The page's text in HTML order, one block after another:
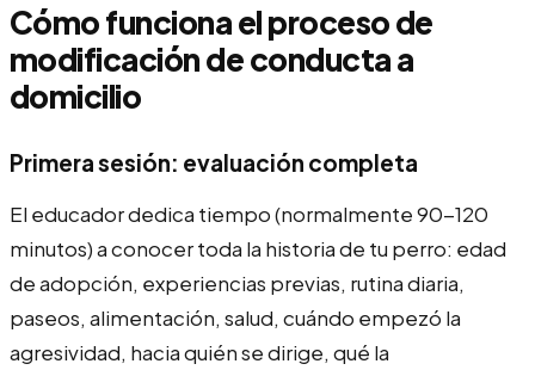
Cómo funciona el proceso de
modificación de conducta a
domicilio
Primera sesión: evaluación completa
El educador dedica tiempo (normalmente 90-120
minutos) a conocer toda la historia de tu perro: edad
de adopción, experiencias previas, rutina diaria,
paseos, alimentación, salud, cuándo empezó la
agresividad, hacia quién se dirige, qué la